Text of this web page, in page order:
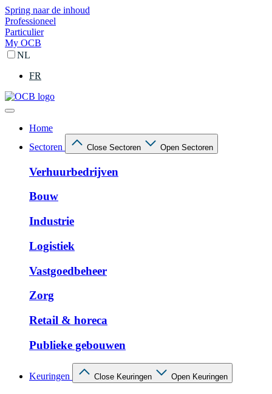
Spring naar de inhoud
Professioneel
Particulier
My OCB
NL
FR
Home
Sectoren
Close Sectoren Open Sectoren
Verhuurbedrijven
Bouw
Industrie
Logistiek
Vastgoedbeheer
Zorg
Retail & horeca
Publieke gebouwen
Keuringen Close Keuringen Open Keuringen